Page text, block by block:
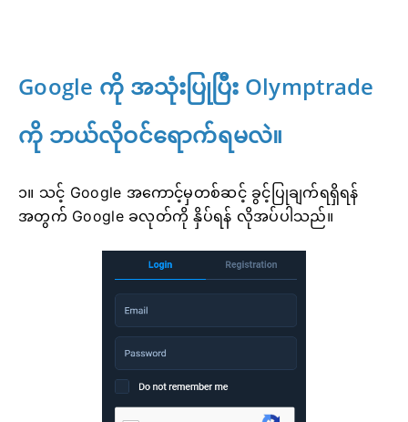
Google ကို အသုံးပြုပြီး Olymptrade
ကို ဘယ်လိုဝင်ရောက်ရမလဲ။
၁။ သင့် Google အကောင့်မှတစ်ဆင့် ခွင့်ပြုချက်ရရှိရန်
အတွက် Google ခလုတ်ကို နှိပ်ရန် လိုအပ်ပါသည်။